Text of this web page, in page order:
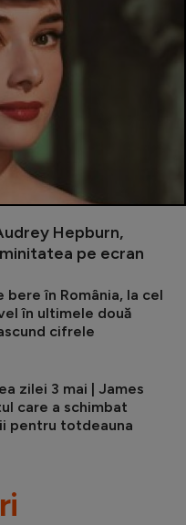
Hepburn,
pe ecran
bere în România, la cel
în ultimele două
cifrele
zilei 3 mai | James
care a schimbat
pentru totdeauna